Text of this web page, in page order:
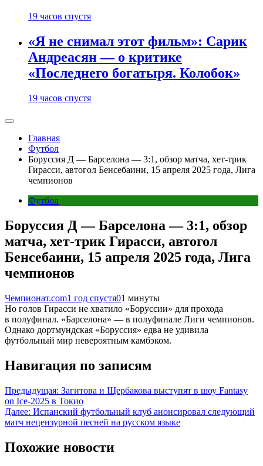
19 часов спустя
«Я не снимал этот фильм»: Сарик
Андреасян — о критике
«Последнего богатыря. Колобок»
19 часов спустя
Главная
Футбол
Боруссия Д — Барселона — 3:1, обзор матча, хет-трик
Гирасси, автогол Бенсебаини, 15 апреля 2025 года, Лига
чемпионов
Футбол
Боруссия Д — Барселона — 3:1, обзор
матча, хет-трик Гирасси, автогол
Бенсебаини, 15 апреля 2025 года, Лига
чемпионов
Чемпионат.com1 год спустя01 минуты
Но голов Гирасси не хватило «Боруссии» для прохода
в полуфинал. «Барселона» — в полуфинале Лиги чемпионов.
Однако дортмундская «Боруссия» едва не удивила
футбольный мир невероятным камбэком.
Навигация по записям
Предыдущая: Загитова и Щербакова выступят в шоу Fantasy
on Ice-2025 в Токио
Далее: Испанский футбольный клуб анонсировал следующий
матч нецензурной песней на русском языке
Похожие новости